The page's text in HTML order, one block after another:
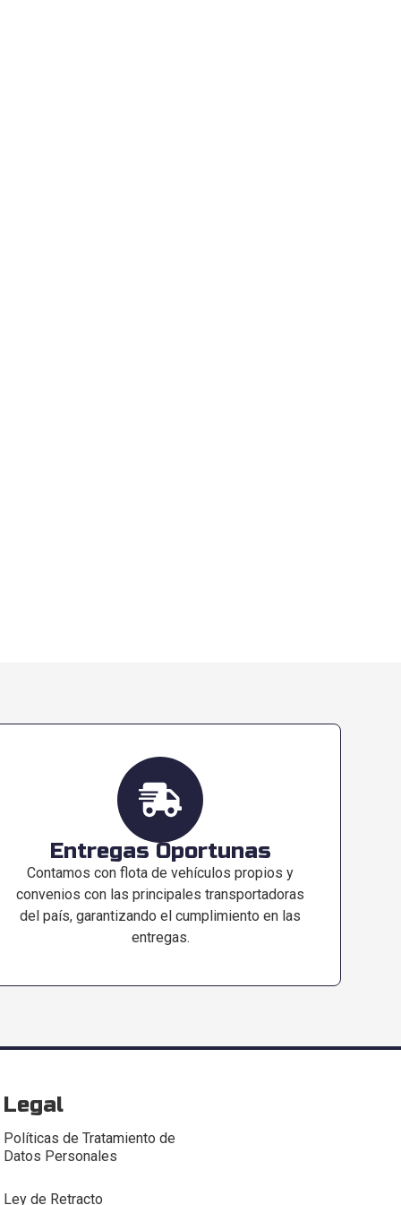
Entregas Oportunas
Contamos con flota de vehículos propios y
convenios con las principales transportadoras
del país, garantizando el cumplimiento en las
entregas.
Legal
Políticas de Tratamiento de
Datos Personales
Ley de Retracto